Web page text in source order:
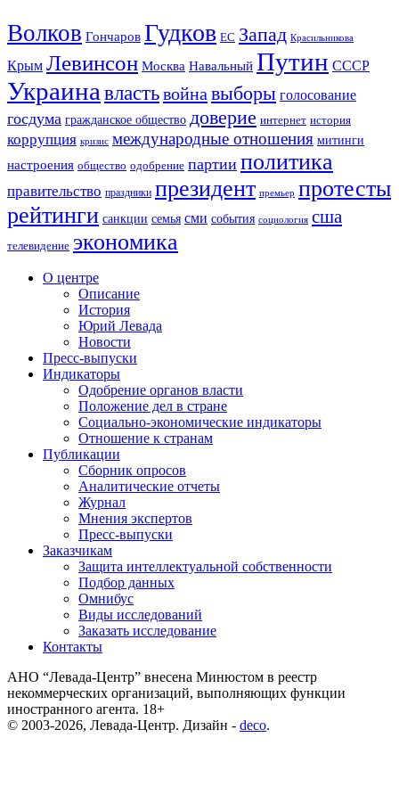
Волков Гончаров Гудков ЕС Запад Красильникова
Крым Левинсон Москва Навальный Путин СССР
Украина властьвойна выборы голосование
госдума гражданское общество доверие интернет история
коррупция кризис международные отношения митинги
настроения общество одобрение партии политика
правительство праздники президент премьер протесты
рейтинги санкции семья сми события социология сша
телевидение экономика
О центре
Описание
История
Юрий Левада
Новости
Пресс-выпуски
Индикаторы
Одобрение органов власти
Положение дел в стране
Социально-экономические индикаторы
Отношение к странам
Публикации
Сборник опросов
Аналитические отчеты
Журнал
Мнения экспертов
Пресс-выпуски
Заказчикам
Защита интеллектуальной собственности
Подбор данных
Омнибус
Виды исследований
Заказать исследование
Контакты
АНО “Левада-Центр” внесена Минюстом в реестр
некоммерческих организаций, выполняющих функции
иностранного агента. 18+
© 2003-2026, Левада-Центр. Дизайн - deco.